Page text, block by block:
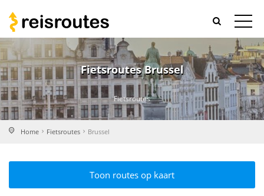
Fietsroutes Brussel
Fietsroutes
Home Fietsroutes Brussel
Toon routes op kaart